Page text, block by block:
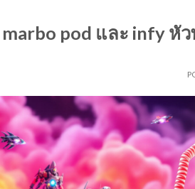
marbo pod และ infy